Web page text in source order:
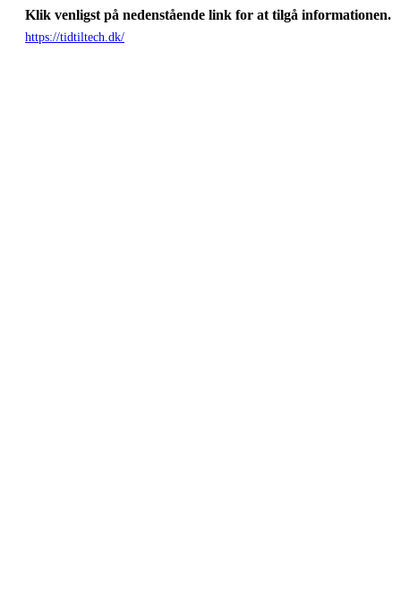
Klik venligst på nedenstående link for at tilgå informationen.
https://tidtiltech.dk/